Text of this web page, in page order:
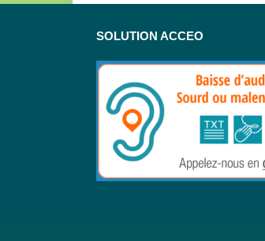
SOLUTION ACCEO